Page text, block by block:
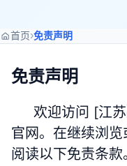
首页›免责声明
免责声明
欢迎访问 [江
官网。在继续浏
阅读以下免责条